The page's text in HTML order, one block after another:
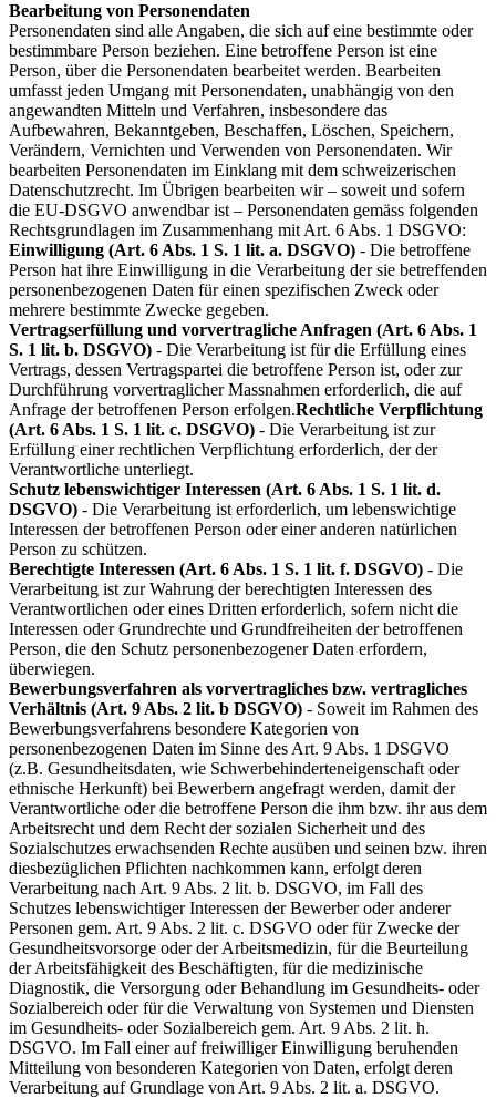
Bearbeitung von Personendaten
Personendaten sind alle Angaben, die sich auf eine bestimmte oder
bestimmbare Person beziehen. Eine betroffene Person ist eine
Person, über die Personendaten bearbeitet werden. Bearbeiten
umfasst jeden Umgang mit Personendaten, unabhängig von den
angewandten Mitteln und Verfahren, insbesondere das
Aufbewahren, Bekanntgeben, Beschaffen, Löschen, Speichern,
Verändern, Vernichten und Verwenden von Personendaten. Wir
bearbeiten Personendaten im Einklang mit dem schweizerischen
Datenschutzrecht. Im Übrigen bearbeiten wir – soweit und sofern
die EU-DSGVO anwendbar ist – Personendaten gemäss folgenden
Rechtsgrundlagen im Zusammenhang mit Art. 6 Abs. 1 DSGVO: ‍
Einwilligung (Art. 6 Abs. 1 S. 1 lit. a. DSGVO) - Die betroffene
Person hat ihre Einwilligung in die Verarbeitung der sie betreffenden
personenbezogenen Daten für einen spezifischen Zweck oder
mehrere bestimmte Zwecke gegeben.
Vertragserfüllung und vorvertragliche Anfragen (Art. 6 Abs. 1
S. 1 lit. b. DSGVO) - Die Verarbeitung ist für die Erfüllung eines
Vertrags, dessen Vertragspartei die betroffene Person ist, oder zur
Durchführung vorvertraglicher Massnahmen erforderlich, die auf
Anfrage der betroffenen Person erfolgen.Rechtliche Verpflichtung
(Art. 6 Abs. 1 S. 1 lit. c. DSGVO) - Die Verarbeitung ist zur
Erfüllung einer rechtlichen Verpflichtung erforderlich, der der
Verantwortliche unterliegt.
Schutz lebenswichtiger Interessen (Art. 6 Abs. 1 S. 1 lit. d.
DSGVO) - Die Verarbeitung ist erforderlich, um lebenswichtige
Interessen der betroffenen Person oder einer anderen natürlichen
Person zu schützen.
Berechtigte Interessen (Art. 6 Abs. 1 S. 1 lit. f. DSGVO) - Die
Verarbeitung ist zur Wahrung der berechtigten Interessen des
Verantwortlichen oder eines Dritten erforderlich, sofern nicht die
Interessen oder Grundrechte und Grundfreiheiten der betroffenen
Person, die den Schutz personenbezogener Daten erfordern,
überwiegen.
Bewerbungsverfahren als vorvertragliches bzw. vertragliches
Verhältnis (Art. 9 Abs. 2 lit. b DSGVO) - Soweit im Rahmen des
Bewerbungsverfahrens besondere Kategorien von
personenbezogenen Daten im Sinne des Art. 9 Abs. 1 DSGVO
(z.B. Gesundheitsdaten, wie Schwerbehinderteneigenschaft oder
ethnische Herkunft) bei Bewerbern angefragt werden, damit der
Verantwortliche oder die betroffene Person die ihm bzw. ihr aus dem
Arbeitsrecht und dem Recht der sozialen Sicherheit und des
Sozialschutzes erwachsenden Rechte ausüben und seinen bzw. ihren
diesbezüglichen Pflichten nachkommen kann, erfolgt deren
Verarbeitung nach Art. 9 Abs. 2 lit. b. DSGVO, im Fall des
Schutzes lebenswichtiger Interessen der Bewerber oder anderer
Personen gem. Art. 9 Abs. 2 lit. c. DSGVO oder für Zwecke der
Gesundheitsvorsorge oder der Arbeitsmedizin, für die Beurteilung
der Arbeitsfähigkeit des Beschäftigten, für die medizinische
Diagnostik, die Versorgung oder Behandlung im Gesundheits- oder
Sozialbereich oder für die Verwaltung von Systemen und Diensten
im Gesundheits- oder Sozialbereich gem. Art. 9 Abs. 2 lit. h.
DSGVO. Im Fall einer auf freiwilliger Einwilligung beruhenden
Mitteilung von besonderen Kategorien von Daten, erfolgt deren
Verarbeitung auf Grundlage von Art. 9 Abs. 2 lit. a. DSGVO.